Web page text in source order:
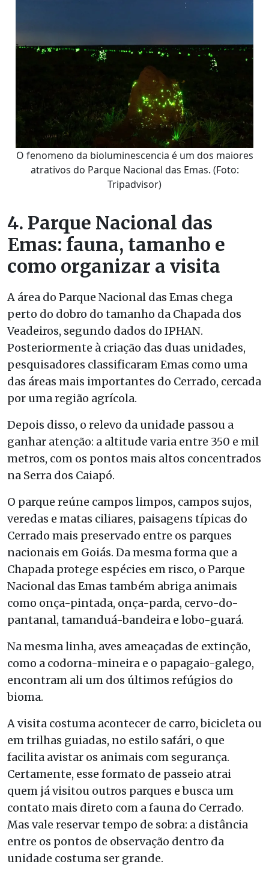
O fenomeno da bioluminescencia é um dos maiores
atrativos do Parque Nacional das Emas. (Foto:
Tripadvisor)
4. Parque Nacional das
Emas: fauna, tamanho e
como organizar a visita
A área do Parque Nacional das Emas chega
perto do dobro do tamanho da Chapada dos
Veadeiros, segundo dados do IPHAN.
Posteriormente à criação das duas unidades,
pesquisadores classificaram Emas como uma
das áreas mais importantes do Cerrado, cercada
por uma região agrícola.
Depois disso, o relevo da unidade passou a
ganhar atenção: a altitude varia entre 350 e mil
metros, com os pontos mais altos concentrados
na Serra dos Caiapó.
O parque reúne campos limpos, campos sujos,
veredas e matas ciliares, paisagens típicas do
Cerrado mais preservado entre os parques
nacionais em Goiás. Da mesma forma que a
Chapada protege espécies em risco, o Parque
Nacional das Emas também abriga animais
como onça-pintada, onça-parda, cervo-do-
pantanal, tamanduá-bandeira e lobo-guará.
Na mesma linha, aves ameaçadas de extinção,
como a codorna-mineira e o papagaio-galego,
encontram ali um dos últimos refúgios do
bioma.
A visita costuma acontecer de carro, bicicleta ou
em trilhas guiadas, no estilo safári, o que
facilita avistar os animais com segurança.
Certamente, esse formato de passeio atrai
quem já visitou outros parques e busca um
contato mais direto com a fauna do Cerrado.
Mas vale reservar tempo de sobra: a distância
entre os pontos de observação dentro da
unidade costuma ser grande.